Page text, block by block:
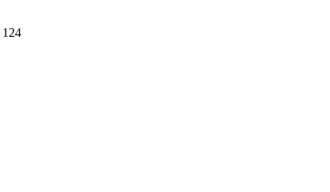
124